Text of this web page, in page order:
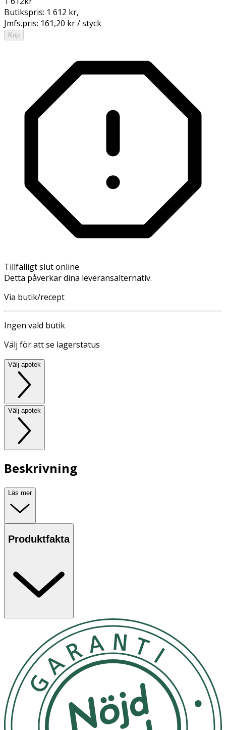
Butikspris: 1 612 kr,
Jmfs.pris: 161,20 kr / styck
Köp
Tillfälligt slut online
Detta påverkar dina leveransalternativ.
Via butik/recept
Ingen vald butik
Välj för att se lagerstatus
Välj apotek
Välj apotek
Beskrivning
Läs mer
Produktfakta